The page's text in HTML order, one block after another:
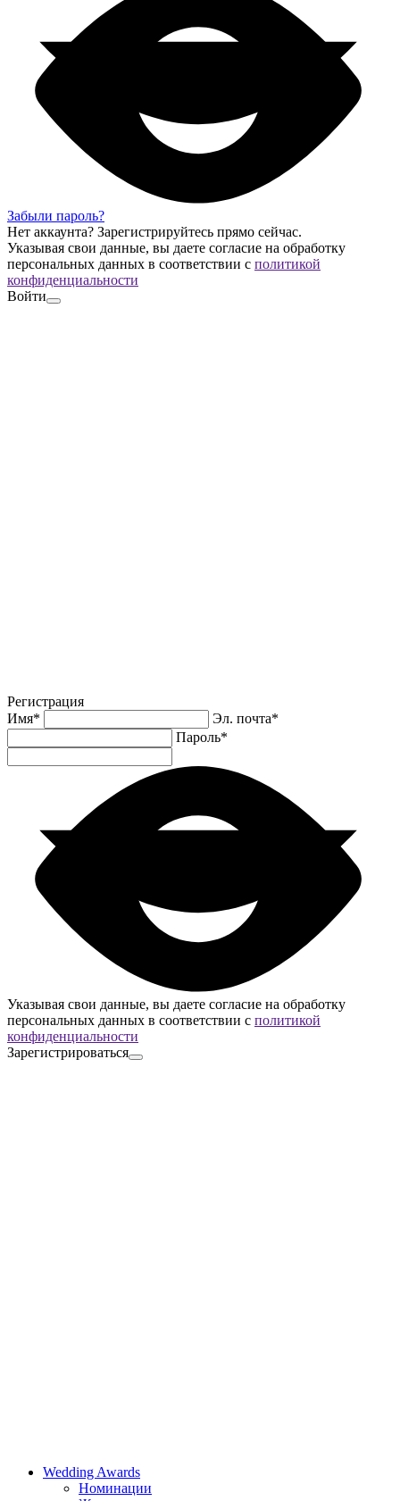
Забыли пароль?
Нет аккаунта? Зарегистрируйтесь прямо сейчас.
Указывая свои данные, вы даете согласие на обработку
персональных данных в соответствии с политикой
конфиденциальности
Войти
Регистрация
Имя* Эл. почта*
Пароль*
Указывая свои данные, вы даете согласие на обработку
персональных данных в соответствии с политикой
конфиденциальности
Зарегистрироваться
Wedding Awards
Номинации